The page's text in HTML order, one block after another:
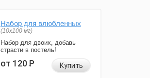
Набор для влюбленных
(10х100 мг)
Набор для двоих, добавь
страсти в постель!
от 120Р Купить